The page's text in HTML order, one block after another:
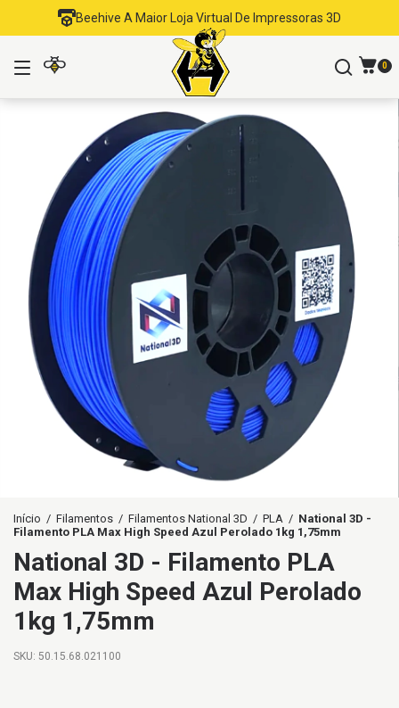
Beehive A Maior Loja Virtual De Impressoras 3D
0
Início / Filamentos / Filamentos National 3D / PLA / National 3D -
Filamento PLA Max High Speed Azul Perolado 1kg 1,75mm
National 3D - Filamento PLA
Max High Speed Azul Perolado
1kg 1,75mm
SKU: 50.15.68.021100